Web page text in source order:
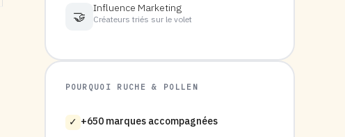
🤝
Influence Marketing
Créateurs triés sur le volet
POURQUOI RUCHE & POLLEN
✓ +650 marques accompagnées